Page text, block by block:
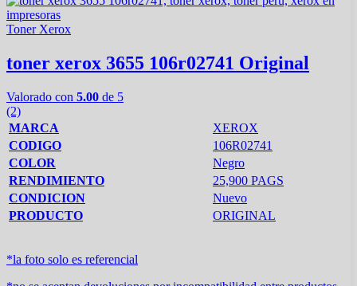
Toner Xerox
toner xerox 3655 106r02741 Original
Valorado con 5.00 de 5
(2)
MARCA
XEROX
CODIGO
106R02741
COLOR
Negro
RENDIMIENTO
25,900 PAGS
CONDICION
Nuevo
PRODUCTO
ORIGINAL
*la foto solo es referencial